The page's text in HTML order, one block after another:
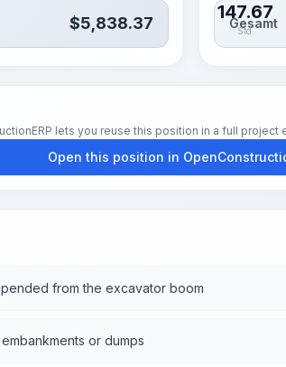
$5,838.37
147.67
Std.
Gesamt
lets you reuse this position in a full
Open this position in
from the excavator boom
or dumps